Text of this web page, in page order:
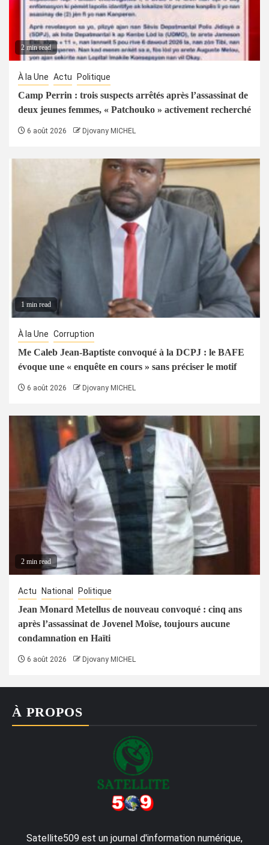
2 min read
À la Une Actu Politique
Camp Perrin : trois suspects arrêtés après l’assassinat de
deux jeunes femmes, « Patchouko » activement recherché
6 août 2026 Djovany MICHEL
1 min read
À la Une Corruption
Me Caleb Jean-Baptiste convoqué à la DCPJ : le BAFE
évoque une « enquête en cours » sans préciser le motif
6 août 2026 Djovany MICHEL
2 min read
Actu National Politique
Jean Monard Metellus de nouveau convoqué : cinq ans
après l’assassinat de Jovenel Moïse, toujours aucune
condamnation en Haïti
6 août 2026 Djovany MICHEL
À PROPOS
Satellite509 est un journal d'information numérique,